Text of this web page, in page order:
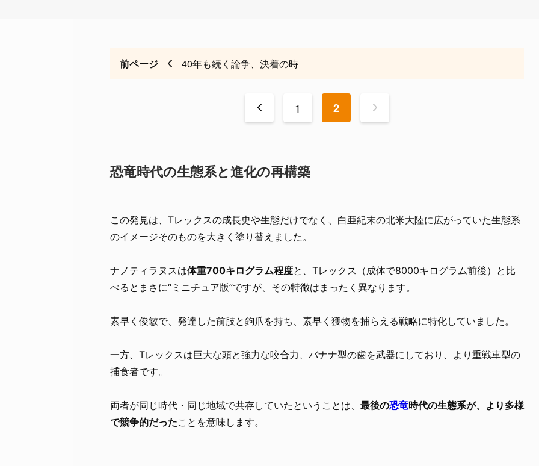
前ページ 40年も続く論争、決着の時
< 1 2 >
恐竜時代の生態系と進化の再構築
この発見は、Tレックスの成長史や生態だけでなく、白亜紀末の北米大陸に広がっていた生態系
のイメージそのものを大きく塗り替えました。
ナノティラヌスは体重700キログラム程度と、Tレックス（成体で8000キログラム前後）と比
べるとまさに“ミニチュア版”ですが、その特徴はまったく異なります。
素早く俊敏で、発達した前肢と鉤爪を持ち、素早く獲物を捕らえる戦略に特化していました。
一方、Tレックスは巨大な頭と強力な咬合力、バナナ型の歯を武器にしており、より重戦車型の
捕食者です。
両者が同じ時代・同じ地域で共存していたということは、 最後の恐竜時代の生態系が、より多様
で競争的だったことを意味します。